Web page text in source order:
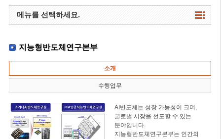
메뉴를 선택하세요.
지능형반도체연구본부
소개
수행업무
AI반도체는 성장 가능성이 크며,
글로벌 시장을 선도할 수 있는
분야입니다.
지능형반도체연구본부는 인간의